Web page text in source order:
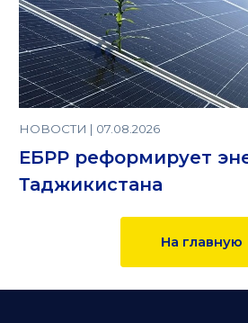
НОВОСТИ | 07.08.2026
ЕБРР реформирует
Таджикистана
На главную